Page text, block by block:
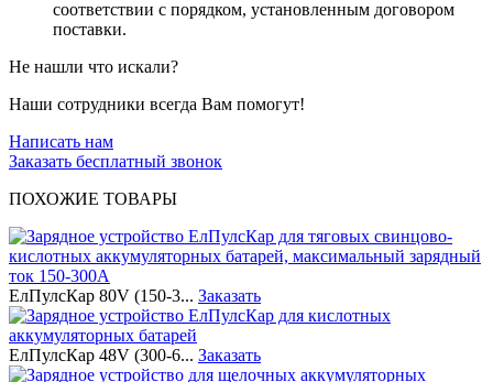
соответствии с порядком, установленным договором
поставки.
Не нашли что искали?
Наши сотрудники всегда Вам помогут!
Написать нам
Заказать бесплатный звонок
ПОХОЖИЕ ТОВАРЫ
ЕлПулсКар 80V (150-3... Заказать
ЕлПулсКар 48V (300-6... Заказать